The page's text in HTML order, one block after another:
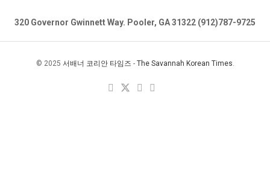
320 Governor Gwinnett Way. Pooler, GA 31322 (912)787-9725
© 2025 서배너 코리안 타임즈 - The Savannah Korean Times.